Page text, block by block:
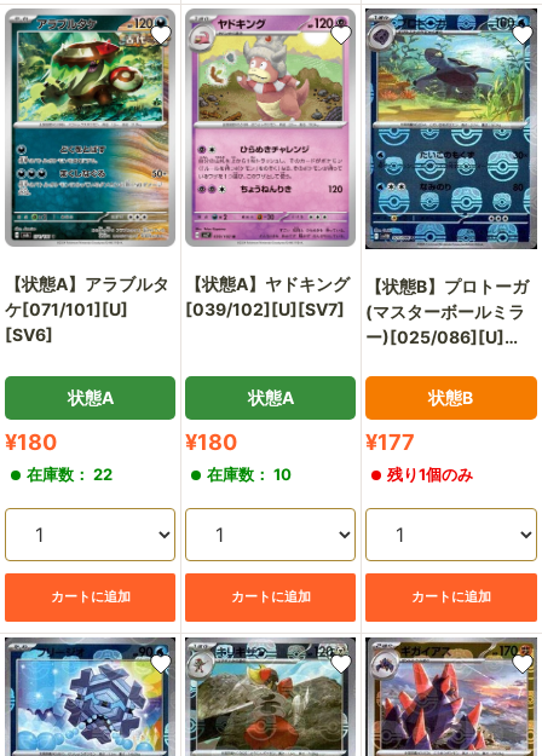
【状態A】アラブルタ
ケ[071/101][U]
[SV6]
状態A
販
価
格
¥180
在庫数： 22
カートに追加
【状態A】ヤドキング
[039/102][U][SV7]
状態A
販
価
格
¥180
在庫数： 10
カートに追加
【状態B】プロトーガ
(マスターボールミラ
ー)[025/086][U]
状態B
販
価
格
¥177
残り1個のみ
カートに追加